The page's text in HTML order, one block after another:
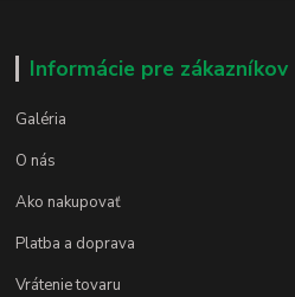
Informácie pre zákazníkov
Galéria
O nás
Ako nakupovať
Platba a doprava
Vrátenie tovaru